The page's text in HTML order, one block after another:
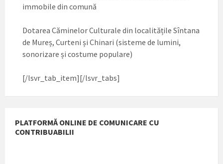
immobile din comună
Dotarea Căminelor Culturale din localitățile Sîntana
de Mureș, Curteni și Chinari (sisteme de lumini,
sonorizare și costume populare)
[/lsvr_tab_item][/lsvr_tabs]
PLATFORMĂ ONLINE DE COMUNICARE CU
CONTRIBUABILII